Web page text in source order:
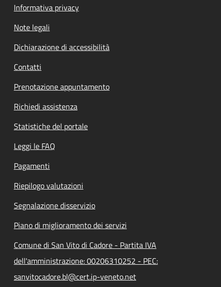
Informativa privacy
Note legali
Dichiarazione di accessibilità
Contatti
Prenotazione appuntamento
Richiedi assistenza
Statistiche del portale
Leggi le FAQ
Pagamenti
Riepilogo valutazioni
Segnalazione disservizio
Piano di miglioramento dei servizi
Comune di San Vito di Cadore - Partita IVA
dell'amministrazione: 00206310252 - PEC:
sanvitocadore.bl@cert.ip-veneto.net